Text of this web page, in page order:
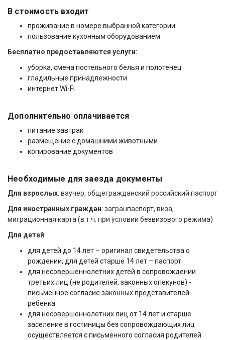
В стоимость входит
проживание в номере выбранной категории
пользование кухонным оборудованием
Бесплатно предоставляются услуги:
уборка, смена постельного белья и полотенец
гладильные принадлежности
интернет Wi-Fi
Дополнительно оплачивается
питание завтрак
размещение с домашними животными
копирование документов
Необходимые для заезда документы
Для взрослых: ваучер, общегражданский российский паспорт
Для иностранных граждан: загранпаспорт, виза,
миграционная карта (в т.ч. при условии безвизового режима)
Для детей:
для детей до 14 лет – оригинал свидетельства о
рождении, для детей старше 14 лет – паспорт
для несовершеннолетних детей в сопровождении
третьих лиц (не родителей, законных опекунов) -
письменное согласие законных представителей
ребенка
для несовершеннолетних лиц от 14 лет и старше
заселение в гостиницы без сопровождающих лиц
осуществляется с письменного согласия родителей